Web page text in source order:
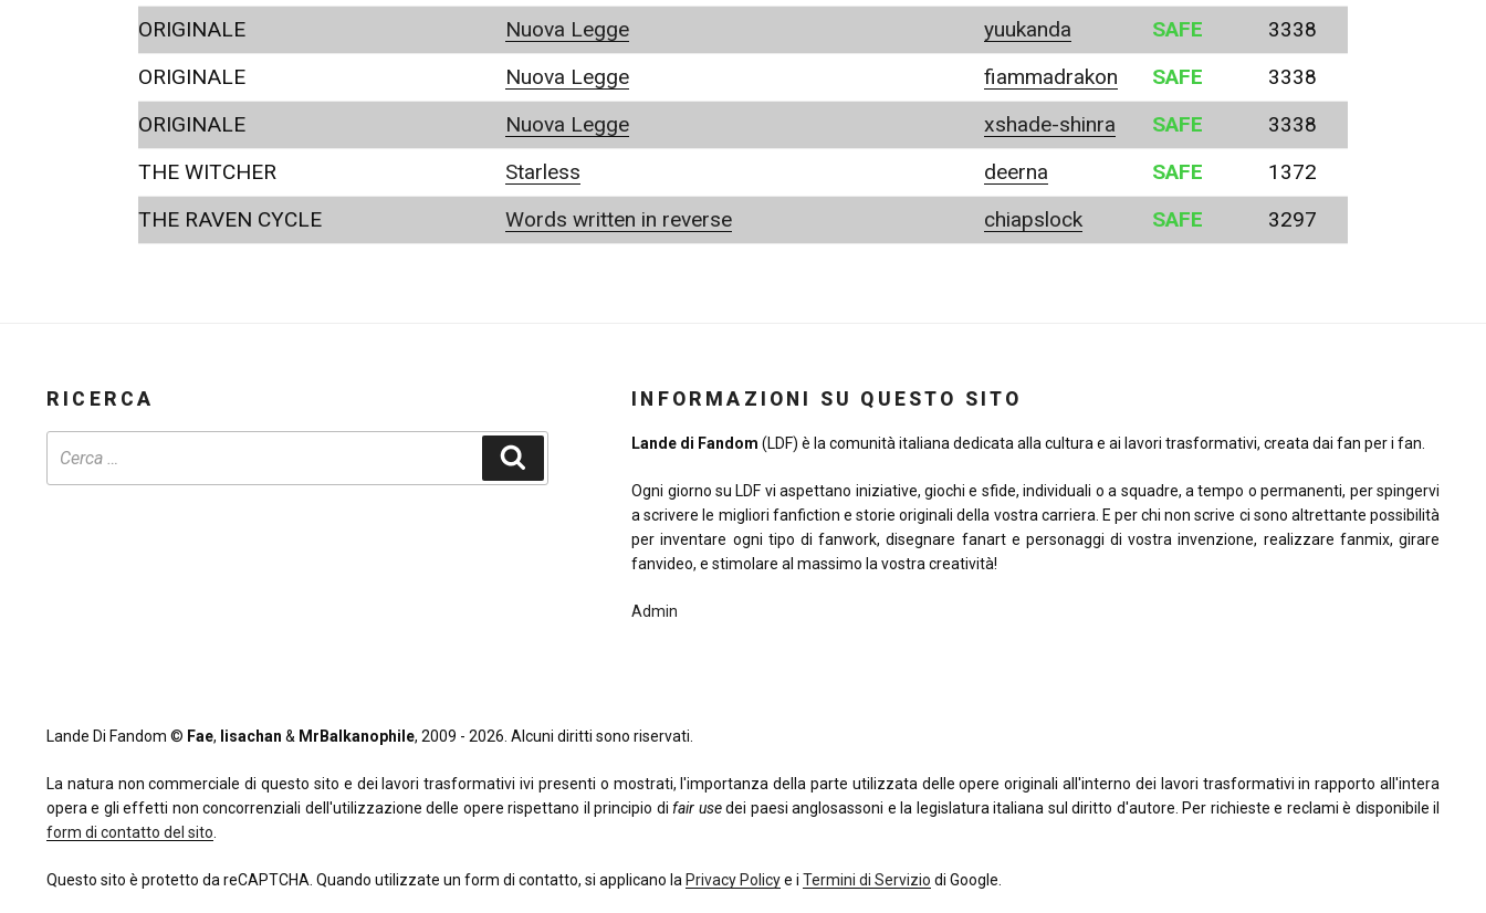
ORIGINALE
Nuova Legge yuukanda SAFE
3338
ORIGINALE
Nuova Legge fiammadrakon SAFE
3338
ORIGINALE
Nuova Legge xshade-shinra SAFE
3338
THE WITCHER
Starless deerna SAFE
1372
THE RAVEN CYCLE
Words written in reverse chiapslock SAFE 3297
RICERCA INFORMAZIONI SU QUESTO SITO
Lande di Fandom (LDF) è la comunità italiana dedicata alla cultura e ai lavori trasformativi, creata dai fan per i fan.
Ogni giorno su LDF vi aspettano iniziative, giochi e sfide, individuali o a squadre, a tempo o permanenti, per spingervi
a scrivere le migliori fanfiction e storie originali della vostra carriera. E per chi non scrive ci sono altrettante possibilità
per inventare ogni tipo di fanwork, disegnare fanart e personaggi di vostra invenzione, realizzare fanmix, girare
fanvideo, e stimolare al massimo la vostra creatività!
Admin
Lande Di Fandom © Fae, lisachan & MrBalkanophile, 2009 - 2026. Alcuni diritti sono riservati.
La natura non commerciale di questo sito e dei lavori trasformativi ivi presenti o mostrati, l'importanza della parte utilizzata delle opere originali all'interno dei lavori trasformativi in rapporto all'intera
opera e gli effetti non concorrenziali dell'utilizzazione delle opere rispettano il principio difair usedei paesi anglosassoni e la legislatura italiana sul diritto d'autore. Per richieste e reclami è disponibile il
form di contatto del sito.
Questo sito è protetto da reCAPTCHA. Quando utilizzate un form di contatto, si applicano la Privacy Policye i Termini di Servizio di Google.